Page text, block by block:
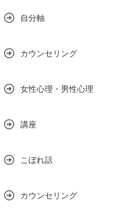
自分軸
カウンセリング
女性心理・男性心理
講座
こぼれ話
カウンセリング